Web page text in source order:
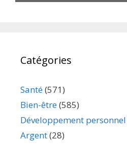
Catégories
Santé(571)
Bien-être(585)
Développement personnel
Argent(28)